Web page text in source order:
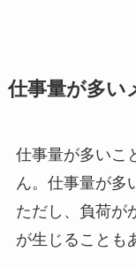
仕事量が多い
仕事量が多いこ
ん。仕事量が多
ただし、負荷が
が生じることも